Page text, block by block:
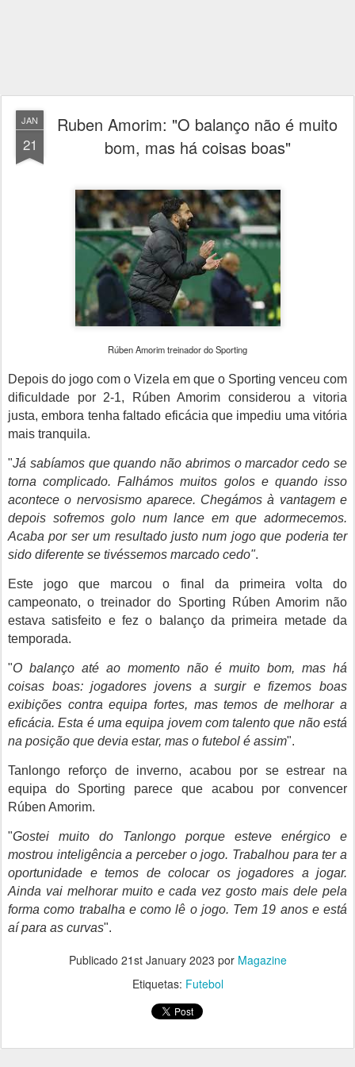
JAN
21
Ruben Amorim: "O balanço não é muito
bom, mas há coisas boas"
Rúben Amorim treinador do Sporting
Depois do jogo com o Vizela em que o Sporting venceu com
dificuldade por 2-1, Rúben Amorim considerou a vitoria
justa, embora tenha faltado eficácia que impediu uma vitória
mais tranquila.
"Já sabíamos que quando não abrimos o marcador cedo se
torna complicado. Falhámos muitos golos e quando isso
acontece o nervosismo aparece. Chegámos à vantagem e
depois sofremos golo num lance em que adormecemos.
Acaba por ser um resultado justo num jogo que poderia ter
sido diferente se tivéssemos marcado cedo".
Este jogo que marcou o final da primeira volta do
campeonato, o treinador do Sporting Rúben Amorim não
estava satisfeito e fez o balanço da primeira metade da
temporada.
"O balanço até ao momento não é muito bom, mas há
coisas boas: jogadores jovens a surgir e fizemos boas
exibições contra equipa fortes, mas temos de melhorar a
eficácia. Esta é uma equipa jovem com talento que não está
na posição que devia estar, mas o futebol é assim".
Tanlongo reforço de inverno, acabou por se estrear na
equipa do Sporting parece que acabou por convencer
Rúben Amorim.
"Gostei muito do Tanlongo porque esteve enérgico e
mostrou inteligência a perceber o jogo. Trabalhou para ter a
oportunidade e temos de colocar os jogadores a jogar.
Ainda vai melhorar muito e cada vez gosto mais dele pela
forma como trabalha e como lê o jogo. Tem 19 anos e está
aí para as curvas".
Publicado 21st January 2023 por Magazine
Etiquetas: Futebol